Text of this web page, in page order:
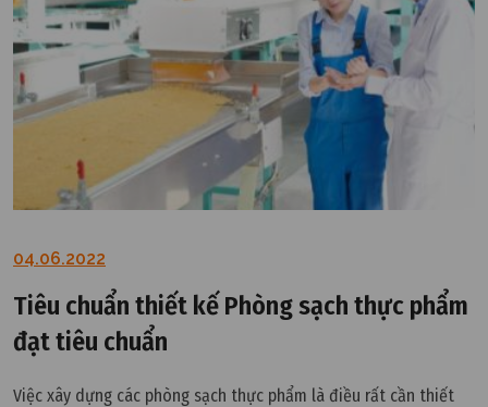
04.06.2022
Tiêu chuẩn thiết kế Phòng sạch thực phẩm
đạt tiêu chuẩn
Việc xây dựng các phòng sạch thực phẩm là điều rất cần thiết